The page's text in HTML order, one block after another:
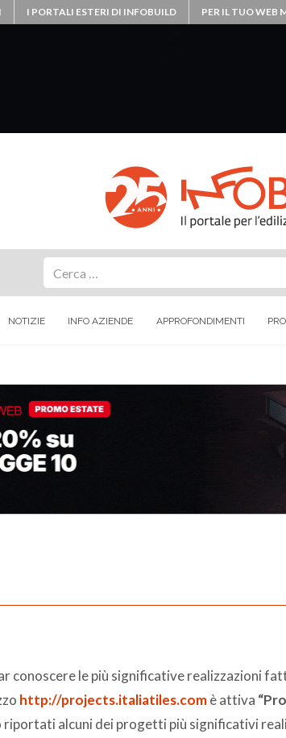
I PORTALI ESTERI DI INFOBUILD PER IL TUO WEB
NOTIZIE INFO AZIENDE APPROFONDIMENTI
conoscere le più significative realizzazioni
http://projects.italiatiles.comè attiva
riportati alcuni dei progetti più significativi